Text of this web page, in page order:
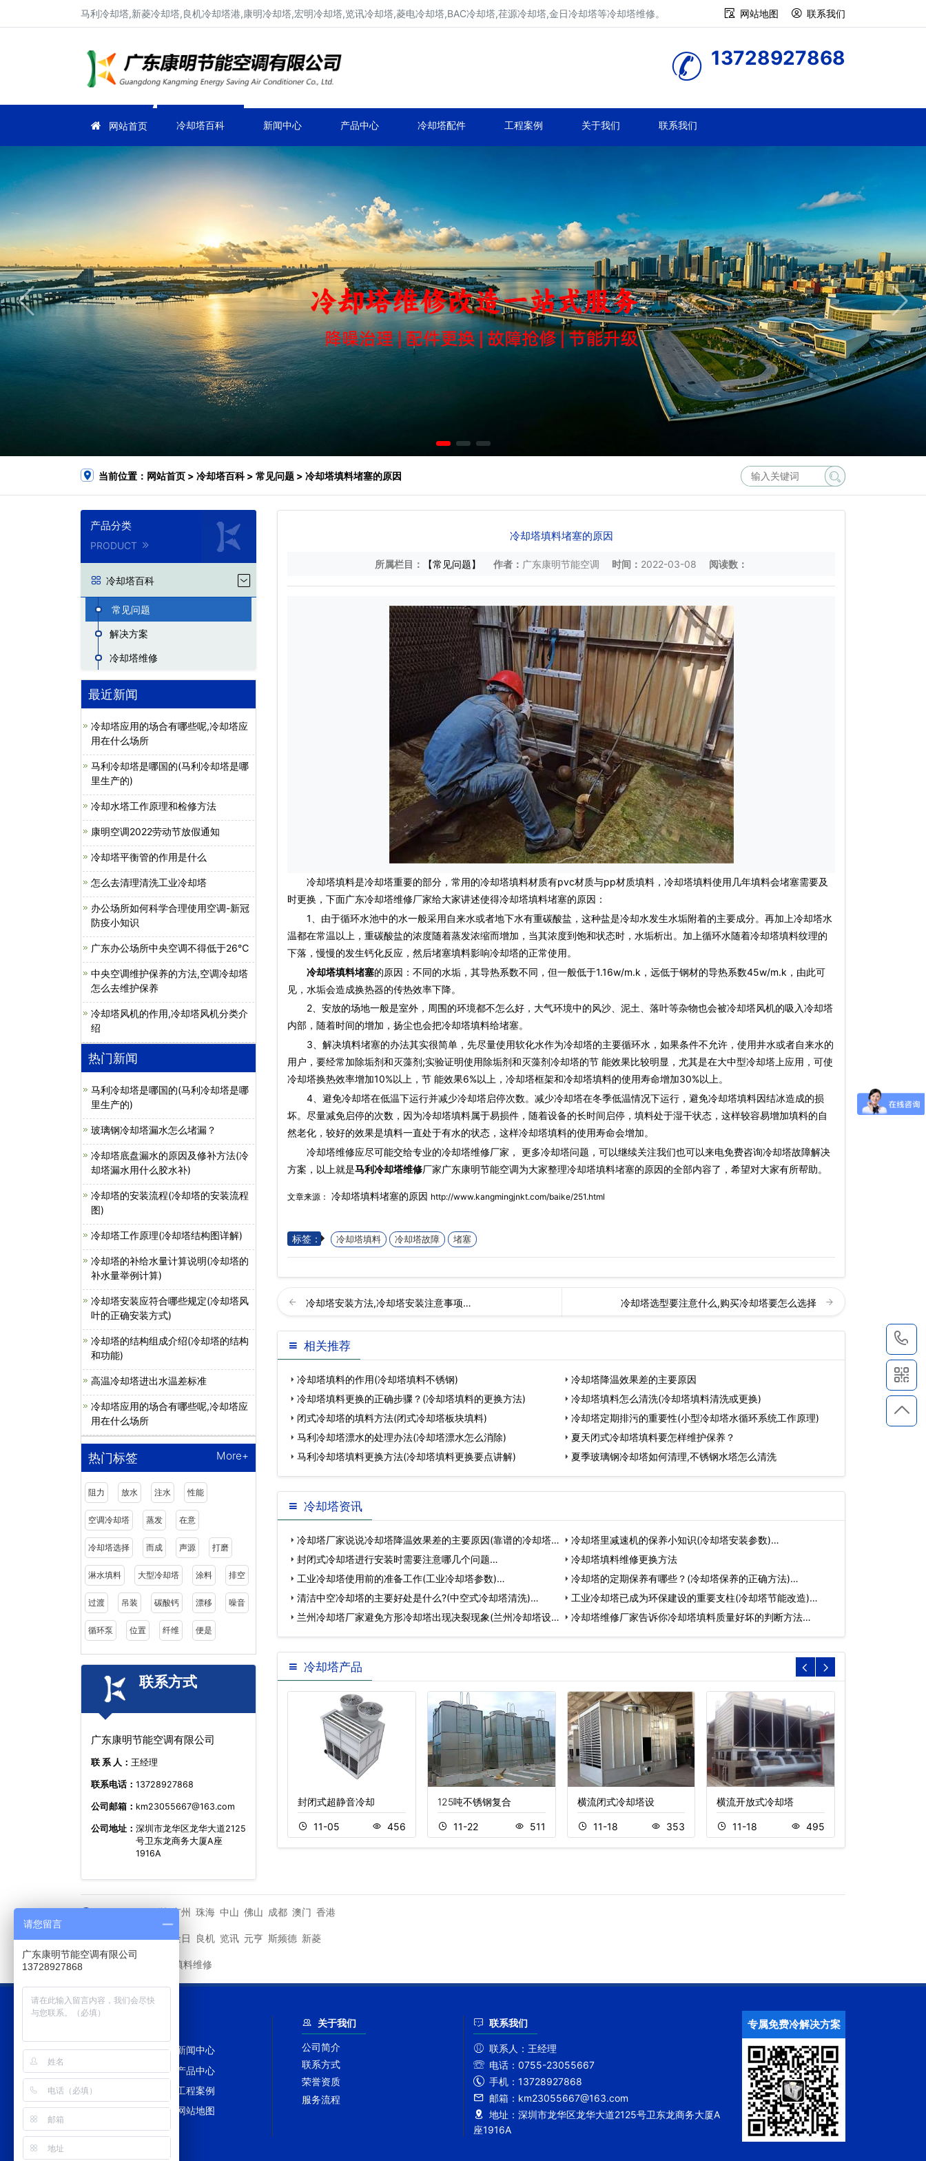
马利冷却塔,新菱冷却塔,良机冷却塔港,康明冷却塔,宏明冷却塔,览讯冷却塔,菱电冷却塔,BAC冷却塔,荏源冷却塔,金日冷却塔等冷却塔维修。 网站地图 联系我们
13728927868
网站首页 冷却塔百科 新闻中心 产品中心 冷却塔配件 工程案例 关于我们 联系我们
当前位置： 网站首页 > 冷却塔百科> 常见问题 > 冷却塔填料堵塞的原因
产品分类
PRODUCT
冷却塔百科
常见问题
解决方案
冷却塔维修
最近新闻
冷却塔应用的场合有哪些呢,冷却塔应
用在什么场所
马利冷却塔是哪国的(马利冷却塔是哪
里生产的)
冷却水塔工作原理和检修方法
康明空调2022劳动节放假通知
冷却塔平衡管的作用是什么
怎么去清理清洗工业冷却塔
办公场所如何科学合理使用空调-新冠
防疫小知识
广东办公场所中央空调不得低于26℃
中央空调维护保养的方法,空调冷却塔
怎么去维护保养
冷却塔风机的作用,冷却塔风机分类介
绍
热门新闻
马利冷却塔是哪国的(马利冷却塔是哪
里生产的)
玻璃钢冷却塔漏水怎么堵漏？
冷却塔底盘漏水的原因及修补方法(冷
却塔漏水用什么胶水补)
冷却塔的安装流程(冷却塔的安装流程
图)
冷却塔工作原理(冷却塔结构图详解)
冷却塔的补给水量计算说明(冷却塔的
补水量举例计算)
冷却塔安装应符合哪些规定(冷却塔风
叶的正确安装方式)
冷却塔的结构组成介绍(冷却塔的结构
和功能)
高温冷却塔进出水温差标准
冷却塔应用的场合有哪些呢,冷却塔应
用在什么场所
热门标签 More+
阻力 放水 注水 性能
空调冷却塔 蒸发 在意
冷却塔选择 而成 声源 打磨
淋水填料 大型冷却塔 涂料 排空
过渡 吊装 碳酸钙 漂移 噪音
循环泵 位置 纤维 便是
联系方式
广东康明节能空调有限公司
联 系 人： 王经理
联系电话： 13728927868
公司邮箱： km23055667@163.com
公司地址： 深圳市龙华区龙华大道2125
号卫东龙商务大厦A座
1916A
冷却塔填料堵塞的原因
所属栏目： 【常见问题】 作者： 广东康明节能空调 时间： 2022-03-08 阅读数：
冷却塔填料是冷却塔重要的部分，常用的冷却塔填料材质有pvc材质与pp材质填料，冷却塔填料使用几年填料会堵塞需要及
时更换，下面广东冷却塔维修厂家给大家讲述使得冷却塔填料堵塞的原因：
1、由于循环水池中的水一般采用自来水或者地下水有重碳酸盐，这种盐是冷却水发生水垢附着的主要成分。再加上冷却塔水
温都在常温以上，重碳酸盐的浓度随着蒸发浓缩而增加，当其浓度到饱和状态时，水垢析出。加上循环水随着冷却塔填料纹理的
下落，慢慢的发生钙化反应，然后堵塞填料影响冷却塔的正常使用。
冷却塔填料堵塞的原因：不同的水垢，其导热系数不同，但一般低于1.16w/m.k，远低于钢材的导热系数45w/m.k，由此可
见，水垢会造成换热器的传热效率下降。
2、安放的场地一般是室外，周围的环境都不怎么好，大气环境中的风沙、泥土、落叶等杂物也会被冷却塔风机的吸入冷却塔
内部，随着时间的增加，扬尘也会把冷却塔填料给堵塞。
3、解决填料堵塞的办法其实很简单，先尽量使用软化水作为冷却塔的主要循环水，如果条件不允许，使用井水或者自来水的
用户，要经常加除垢剂和灭藻剂;实验证明使用除垢剂和灭藻剂冷却塔的节 能效果比较明显，尤其是在大中型冷却塔上应用，可使
冷却塔换热效率增加10%以上，节 能效果6%以上，冷却塔框架和冷却塔填料的使用寿命增加30%以上。
4、避免冷却塔在低温下运行并减少冷却塔启停次数。减少冷却塔在冬季低温情况下运行，避免冷却塔填料因结冰造成的损
坏。尽量减免启停的次数，因为冷却塔填料属于易损件，随着设备的长时间启停，填料处于湿干状态，这样较容易增加填料的自
然老化，较好的效果是填料一直处于有水的状态，这样冷却塔填料的使用寿命会增加。
冷却塔维修应尽可能交给专业的冷却塔维修厂家， 更多冷却塔问题，可以继续关注我们也可以来电免费咨询冷却塔故障解决
方案，以上就是马利冷却塔维修厂家广东康明节能空调为大家整理冷却塔填料堵塞的原因的全部内容了，希望对大家有所帮助。
文章来源： 冷却塔填料堵塞的原因 http://www.kangmingjnkt.com/baike/251.html
标签： 冷却塔填料 冷却塔故障 堵塞
冷却塔安装方法,冷却塔安装注意事项… 冷却塔选型要注意什么,购买冷却塔要怎么选择
相关推荐
冷却塔填料的作用(冷却塔填料不锈钢)
冷却塔降温效果差的主要原因
冷却塔填料更换的正确步骤？(冷却塔填料的更换方法)
冷却塔填料怎么清洗(冷却塔填料清洗或更换)
闭式冷却塔的填料方法(闭式冷却塔板块填料)
冷却塔定期排污的重要性(小型冷却塔水循环系统工作原理)
马利冷却塔漂水的处理办法(冷却塔漂水怎么消除)
夏天闭式冷却塔填料要怎样维护保养？
马利冷却塔填料更换方法(冷却塔填料更换要点讲解)
夏季玻璃钢冷却塔如何清理,不锈钢水塔怎么清洗
冷却塔资讯
冷却塔厂家说说冷却塔降温效果差的主要原因(靠谱的冷却塔
设…
冷却塔里减速机的保养小知识(冷却塔安装参数)…
封闭式冷却塔进行安装时需要注意哪几个问题…
冷却塔填料维修更换方法
工业冷却塔使用前的准备工作(工业冷却塔参数)…
冷却塔的定期保养有哪些？(冷却塔保养的正确方法)…
清洁中空冷却塔的主要好处是什么?(中空式冷却塔清洗)…
工业冷却塔已成为环保建设的重要支柱(冷却塔节能改造)…
兰州冷却塔厂家避免方形冷却塔出现决裂现象(兰州冷却塔设
备…
冷却塔维修厂家告诉你冷却塔填料质量好坏的判断方法…
冷却塔产品
200吨不锈钢横流
779
逆流闭式冷却塔安
10-21 1164
封闭式超静音冷却
11-05 456
125吨不锈钢复合
11-22 511
横流闭式冷却塔设
11-18 353
横流开放式冷却塔
11-18 495
深圳 广州 珠海 中山 佛山 成都 澳门 香港
其他品牌 马利 金日 良机 览讯 元亨 斯频德 新菱
冷却塔填料维修
网站首页
新闻中心
冷却塔百科
产品中心
冷却塔配件
工程案例
冷却塔TAGS
网站地图
关于我们
公司简介
联系方式
荣誉资质
服务流程
联系我们
联系人： 王经理
电话： 0755-23055667
手机： 13728927868
邮箱： km23055667@163.com
地址： 深圳市龙华区龙华大道2125号卫东龙商务大厦A
座1916A
专属免费冷解决方案
请您留言
广东康明节能空调有限公司
13728927868